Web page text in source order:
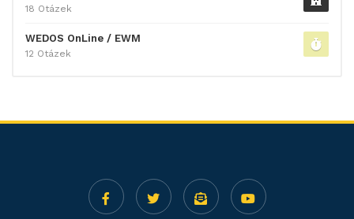
18 Otázek
WEDOS OnLine / EWM
12 Otázek